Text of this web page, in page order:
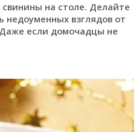
на столе. Делайте
недоуменных взглядов от
если домочадцы не